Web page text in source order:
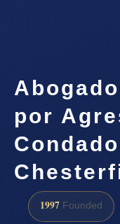
por
1997 Founded